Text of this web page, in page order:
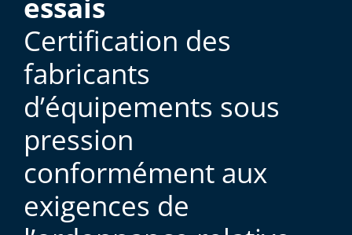
essais
Certification des
fabricants
d’équipements sous
pression
conformément aux
exigences de